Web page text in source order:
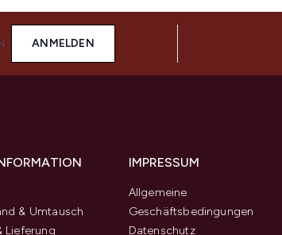
ANMELDEN
& Umtausch
Lieferung
IMPRESSUM
Allgemeine
Geschäftsbedingungen
Datenschutz